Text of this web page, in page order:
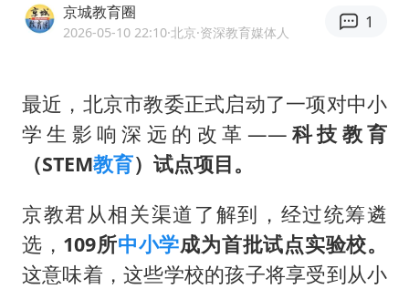
杭州全市有序停课
全民健身事业高质量发展
台当局重金为“台独”织“皇帝新衣”
京城教育圈
2026-05-10 22:10·北京·资深教育媒体人
1
最近，北京市教委正式启动了一项对中小
学生影响深远的改革—— 科技教育
（STEM教育）试点项目。
京教君从相关渠道了解到，经过统筹遴
选， 109所中小学成为首批试点实验校。
这意味着，这些学校的孩子将享受到从小